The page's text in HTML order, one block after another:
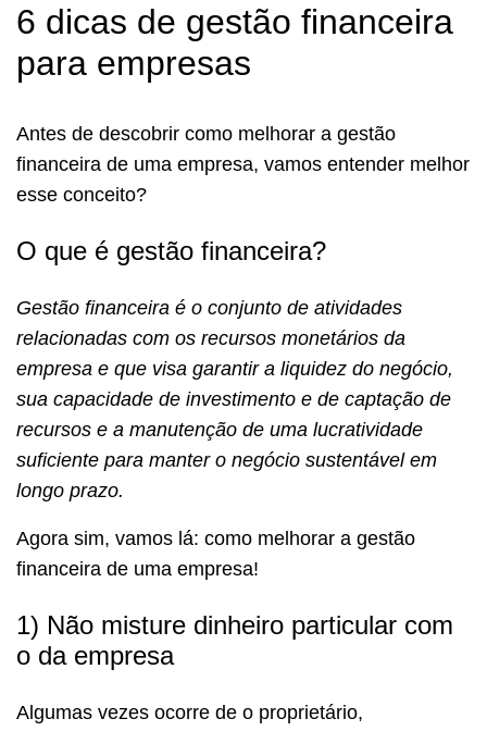
6 dicas de gestão financeira
para empresas
Antes de descobrir como melhorar a gestão
financeira de uma empresa, vamos entender melhor
esse conceito?
O que é gestão financeira?
Gestão financeira é o conjunto de atividades
relacionadas com os recursos monetários da
empresa e que visa garantir a liquidez do negócio,
sua capacidade de investimento e de captação de
recursos e a manutenção de uma lucratividade
suficiente para manter o negócio sustentável em
longo prazo.
Agora sim, vamos lá: como melhorar a gestão
financeira de uma empresa!
1) Não misture dinheiro particular com
o da empresa
Algumas vezes ocorre de o proprietário,